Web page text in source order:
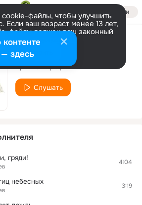
Войти
файлы, чтобы улучшить
Если ваш возраст менее 13 лет,
файлы должен ваш законный
Больше информации
Настроить
Последний раз
Ярослав Ерофеев
Слушать
гряди! 4:04
небесных 3:19
здесь